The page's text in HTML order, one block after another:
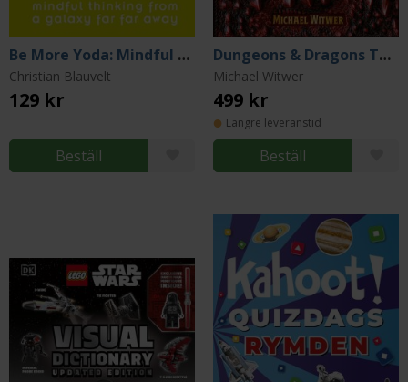
Be More Yoda: Mindful Thinking from a Galaxy Far Far Away
Christian Blauvelt
129 kr
Beställ
Dungeons & Dragons The Book of Dragons
Michael Witwer
499 kr
Längre leveranstid
Beställ